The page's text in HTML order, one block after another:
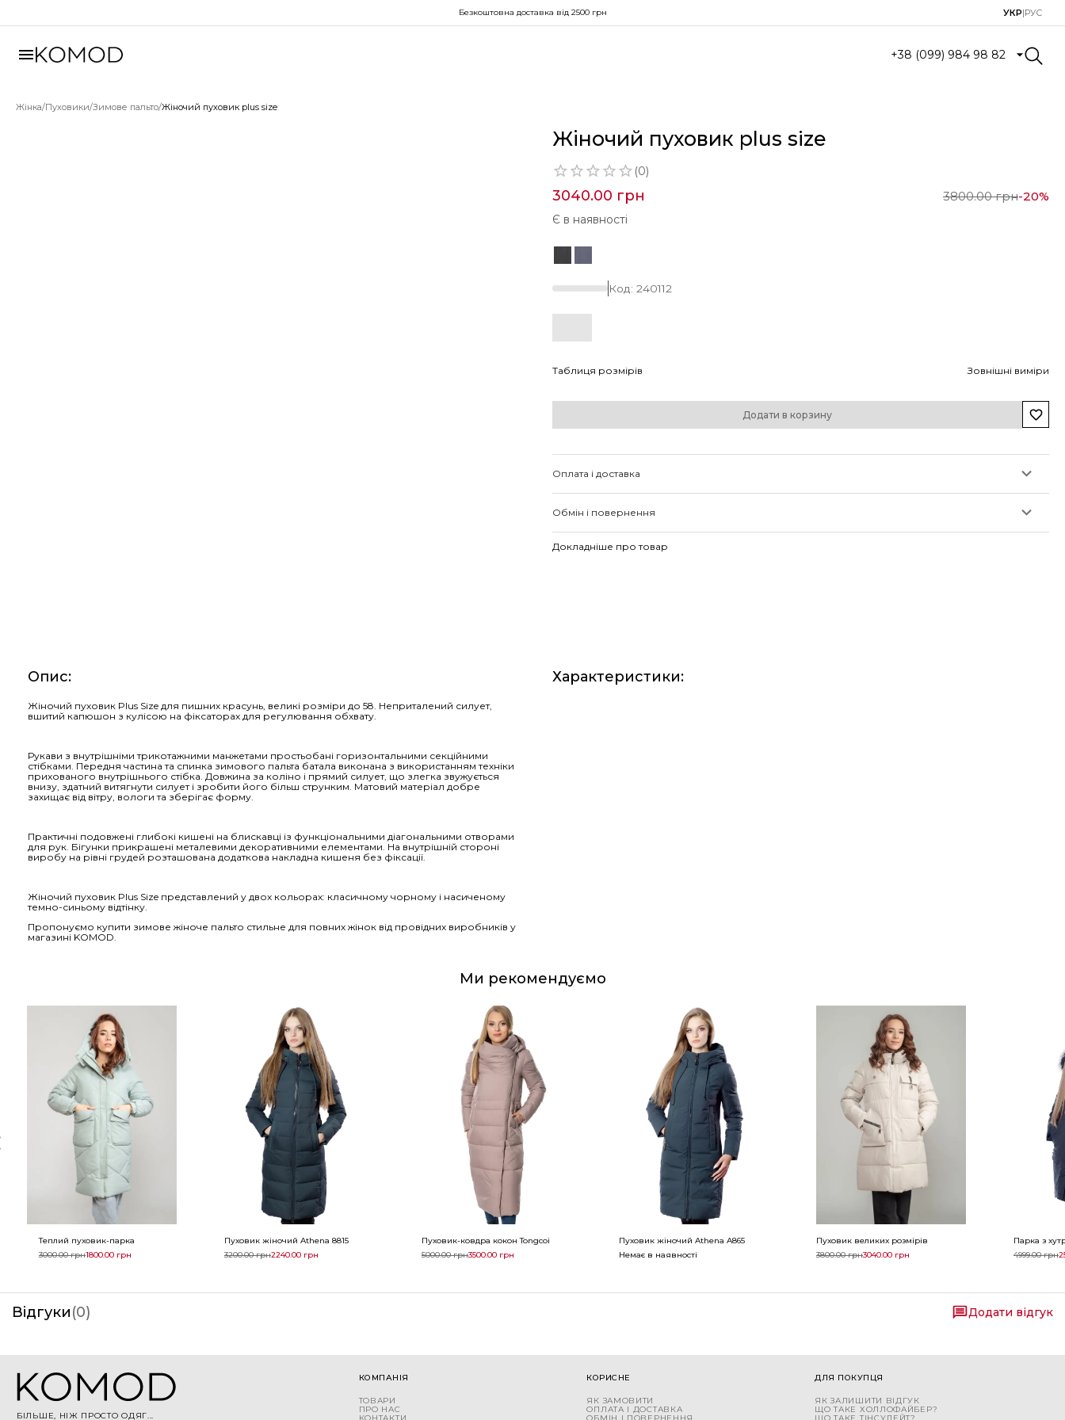
Безкоштовна доставка від 2500 грн УКР|РУС
+38 (099) 984 98 82
Жінка/Пуховики/Зимове пальто/Жіночий пуховик plus size
Жіночий пуховик plus size
(0)
3040.00 грн 3800.00грн-20%
Є в наявності
Код: 240112
Таблиця розмірів Зовнішні виміри
Додати в корзину
Оплата і доставка
Обмін і повернення
Докладніше про товар
Опис:
Жіночий пуховик Plus Size для пишних красунь, великі розміри до 58. Неприталений силует,
вшитий капюшон з кулісою на фіксаторах для регулювання обхвату.
Рукави з внутрішніми трикотажними манжетами простьобані горизонтальними секційними
стібками. Передня частина та спинка зимового пальта батала виконана з використанням техніки
прихованого внутрішнього стібка. Довжина за коліно і прямий силует, що злегка звужується
внизу, здатний витягнути силует і зробити його більш струнким. Матовий матеріал добре
захищає від вітру, вологи та зберігає форму.
Практичні подовжені глибокі кишені на блискавці із функціональними діагональними отворами
для рук. Бігунки прикрашені металевими декоративними елементами. На внутрішній стороні
виробу на рівні грудей розташована додаткова накладна кишеня без фіксації.
Жіночий пуховик Plus Size представлений у двох кольорах: класичному чорному і насиченому
темно-синьому відтінку.
Пропонуємо купити зимове жіноче пальто стильне для повних жінок від провідних виробників у
магазині KOMOD.
Характеристики:
Ми рекомендуємо
Теплий пуховик-парка
3000.00грн1800.00 грн
Пуховик жіночий Athena 8815
3200.00грн2240.00 грн
Пуховик-ковдра кокон Tongcoi
5000.00грн3500.00 грн
Пуховик жіночий Athena A865
Немає в наявності
Пуховик великих розмірів
3800.00грн3040.00 грн
Парка з
4999.00грн
Відгуки(0) Додати відгук
БІЛЬШЕ, НІЖ ПРОСТО ОДЯГ...
КОМПАНІЯ
ТОВАРИ
ПРО НАС
КОРИСНЕ
ЯК ЗАМОВИТИ
ОПЛАТА І ДОСТАВКА
ДЛЯ ПОКУПЦЯ
ЯК ЗАЛИШИТИ ВІДГУК
ЩО ТАКЕ ХОЛЛОФАЙБЕР?